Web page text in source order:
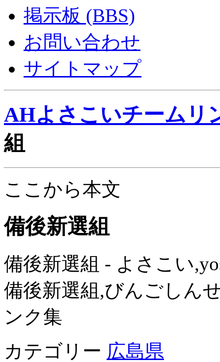
掲示板 (BBS)
お問い合わせ
サイトマップ
AHよさこいチームリ
組
ここから本文
備後新選組
備後新選組 - よさこい
備後新選組,びんごしん
ンク集
カテゴリー 広島県